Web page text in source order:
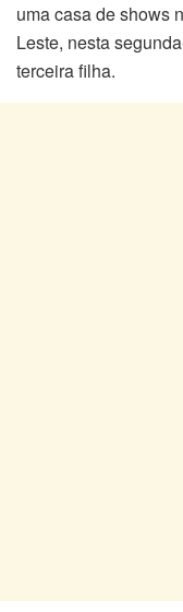
uma casa de shows
Leste, nesta
terceira filha.